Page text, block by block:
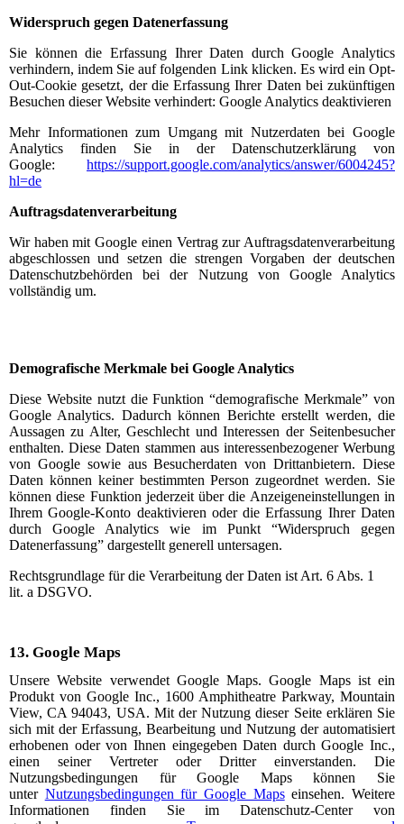
Widerspruch gegen Datenerfassung
Sie können die Erfassung Ihrer Daten durch Google Analytics
verhindern, indem Sie auf folgenden Link klicken. Es wird ein Opt-
Out-Cookie gesetzt, der die Erfassung Ihrer Daten bei zukünftigen
Besuchen dieser Website verhindert: Google Analytics deaktivieren
Mehr Informationen zum Umgang mit Nutzerdaten bei Google
Analytics finden Sie in der Datenschutzerklärung von
Google:
https://support.google.com/analytics/answer/6004245?
hl=de
Auftragsdatenverarbeitung
Wir haben mit Google einen Vertrag zur Auftragsdatenverarbeitung
abgeschlossen und setzen die strengen Vorgaben der deutschen
Datenschutzbehörden bei der Nutzung von Google Analytics
vollständig um.
Demografische Merkmale bei Google Analytics
Diese Website nutzt die Funktion “demografische Merkmale” von
Google Analytics. Dadurch können Berichte erstellt werden, die
Aussagen zu Alter, Geschlecht und Interessen der Seitenbesucher
enthalten. Diese Daten stammen aus interessenbezogener Werbung
von Google sowie aus Besucherdaten von Drittanbietern. Diese
Daten können keiner bestimmten Person zugeordnet werden. Sie
können diese Funktion jederzeit über die Anzeigeneinstellungen in
Ihrem Google-Konto deaktivieren oder die Erfassung Ihrer Daten
durch Google Analytics wie im Punkt “Widerspruch gegen
Datenerfassung” dargestellt generell untersagen.
Rechtsgrundlage für die Verarbeitung der Daten ist Art. 6 Abs. 1
lit. a DSGVO.
13. Google Maps
Unsere Website verwendet Google Maps.Google Maps ist ein
Produkt von Google Inc., 1600 Amphitheatre Parkway, Mountain
View, CA 94043, USA. Mit der Nutzung dieser Seite erklären Sie
sich mit der Erfassung, Bearbeitung und Nutzung der automatisiert
erhobenen oder von Ihnen eingegeben Daten durch Google Inc.,
einen seiner Vertreter oder Dritter einverstanden. Die
Nutzungsbedingungen für Google Maps können Sie
unter Nutzungsbedingungen für Google Maps einsehen. Weitere
Informationen finden Sie im Datenschutz-Center von